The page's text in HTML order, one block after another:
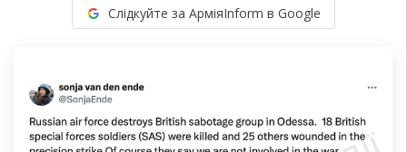
Слідкуйте за АрміяInform в Google